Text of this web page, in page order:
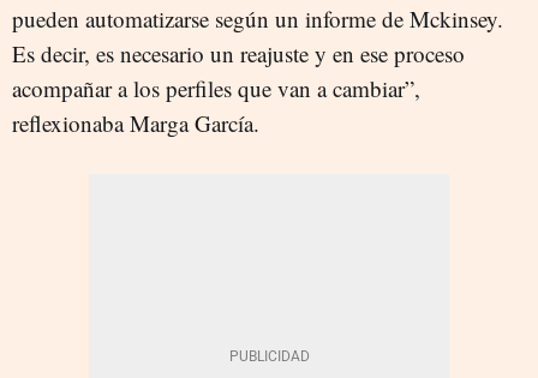
pueden automatizarse según un informe de Mckinsey.
Es decir, es necesario un reajuste y en ese proceso
acompañar a los perfiles que van a cambiar”,
reflexionaba Marga García.